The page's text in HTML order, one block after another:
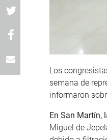
Los
semana de
informaron
En San Martín,
Miguel de